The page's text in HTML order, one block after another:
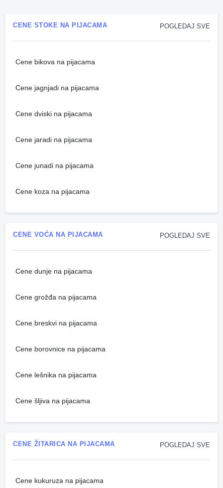
POGLEDAJ SVE
CENE STOKE NA PIJACAMA
Cene bikova na pijacama
Cene jagnjadi na pijacama
Cene dviski na pijacama
Cene jaradi na pijacama
Cene junadi na pijacama
Cene koza na pijacama
POGLEDAJ SVE
CENE VOĆA NA PIJACAMA
Cene dunje na pijacama
Cene grožđa na pijacama
Cene breskvi na pijacama
Cene borovnice na pijacama
Cene lešnika na pijacama
Cene šljiva na pijacama
POGLEDAJ SVE
CENE ŽITARICA NA PIJACAMA
Cene kukuruza na pijacama